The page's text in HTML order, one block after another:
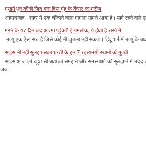
मुखमैथुन की ही जिद बना दिया मुंह के कैंसर का मरीज
अहमदाबाद। शहर में एक चौंकाने वाला मामला सामने आया है। यहां रहने वाले
मरने के 47 दिन बाद आत्मा पहुंचती है यमलोक, ये होता है रास्ते में
मृत्यु एक ऐसा सच है जिसे कोई भी झुठला नहीं सकता। हिंदू धर्म में मृत्यु के
साइंस भी नहीं सुलझा सका धरती के इन 7 रहस्यमयी स्थानों की गुत्थी
साइंस आज हमें बहुत सी बातों को समझने और समस्याओं को सुलझाने में मदद
जव...